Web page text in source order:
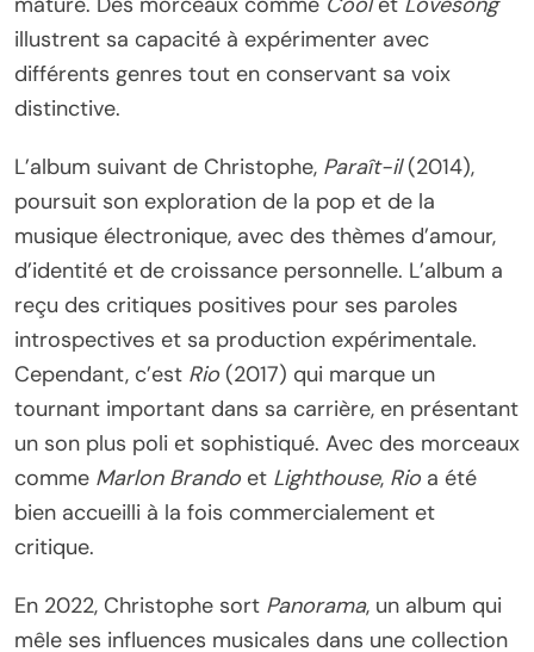
illustrent sa capacité à expérimenter avec
différents genres tout en conservant sa voix
distinctive.
L’album suivant de Christophe, Paraît-il(2014),
poursuit son exploration de la pop et de la
musique électronique, avec des thèmes d’amour,
d’identité et de croissance personnelle. L’album a
reçu des critiques positives pour ses paroles
introspectives et sa production expérimentale.
Cependant, c’est Rio (2017) qui marque un
tournant important dans sa carrière, en présentant
un son plus poli et sophistiqué. Avec des morceaux
comme Marlon Brando et Lighthouse, Rio a été
bien accueilli à la fois commercialement et
critique.
En 2022, Christophe sort Panorama, un album qui
mêle ses influences musicales dans une collection